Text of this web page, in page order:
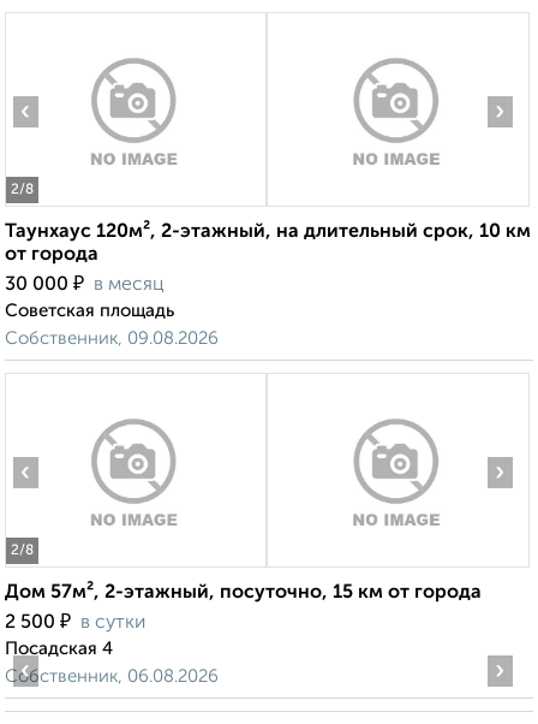
2/8
‹ ›
Таунхаус 120м², 2-этажный, на длительный срок, 10 км
от города
30 000 ₽ в месяц
Советская площадь
Собственник, 09.08.2026
2/8
‹ ›
Дом 57м², 2-этажный, посуточно, 15 км от города
2 500 ₽ в сутки
Посадская 4
Собственник, 06.08.2026
‹ ›